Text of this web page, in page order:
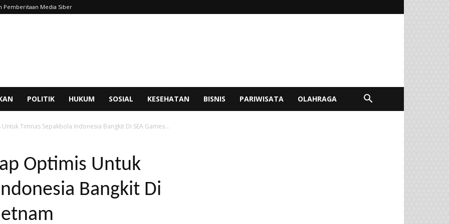
Pemberitaan Media Siber
POLITIK HUKUM SOSIAL KESEHATAN BISNIS PARIWISATA OLAHRAGA
Timnas Sepakbola Indonesia Bangkit Di SEA Games...
Optimis Untuk
Bangkit Di